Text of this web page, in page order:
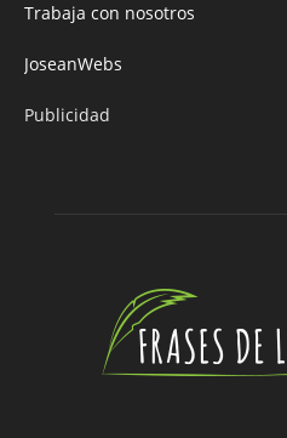
Trabaja con nosotros
JoseanWebs
Publicidad